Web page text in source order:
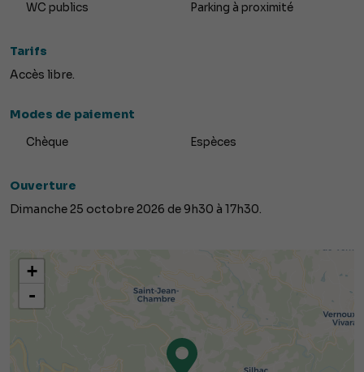
WC publics Parking à proximité
Tarifs
Accès libre.
Modes de paiement
Chèque Espèces
Ouverture
Dimanche 25 octobre 2026 de 9h30 à 17h30.
+
-